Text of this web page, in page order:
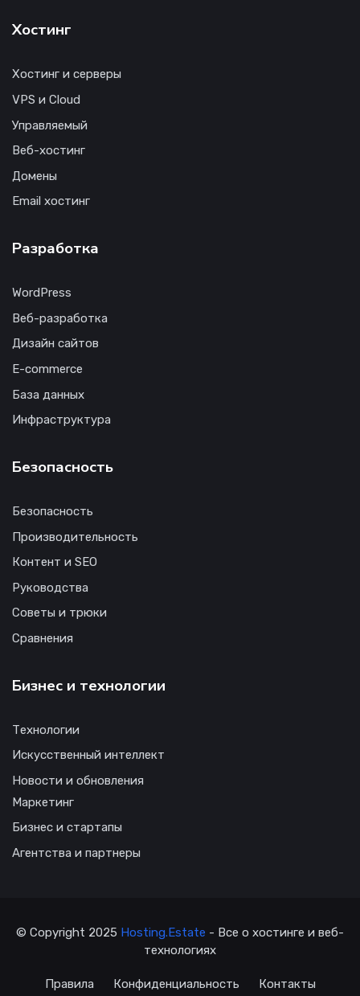
Хостинг
Хостинг и серверы
VPS и Cloud
Управляемый
Веб-хостинг
Домены
Email хостинг
Разработка
WordPress
Веб-разработка
Дизайн сайтов
E-commerce
База данных
Инфраструктура
Безопасность
Безопасность
Производительность
Контент и SEO
Руководства
Советы и трюки
Сравнения
Бизнес и технологии
Технологии
Искусственный интеллект
Новости и обновления
Маркетинг
Бизнес и стартапы
Агентства и партнеры
© Copyright 2025 Hosting.Estate - Все о хостинге и веб-
технологиях
Правила Конфиденциальность Контакты